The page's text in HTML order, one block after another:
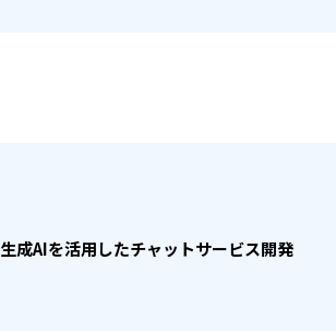
生成AIを活用したチャットサービス開発